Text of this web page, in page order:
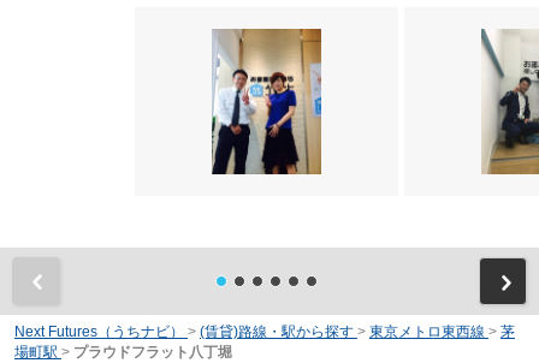
Next Futures（うちナビ） > (賃貸)路線・駅から探す > 東京メトロ東西線 > 茅
場町駅 > プラウドフラット八丁堀